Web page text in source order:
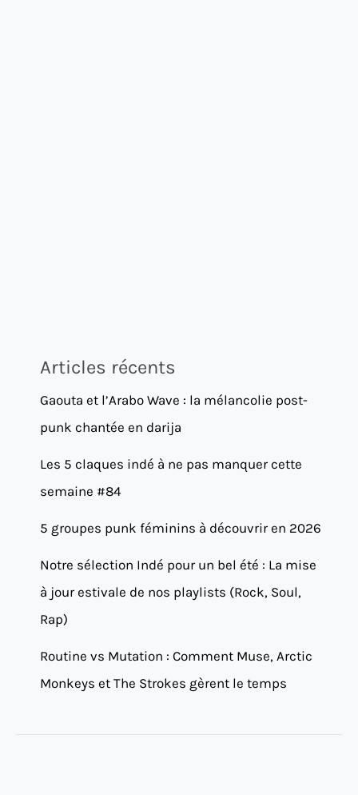
Articles récents
Gaouta et l’Arabo Wave : la mélancolie post-
punk chantée en darija
Les 5 claques indé à ne pas manquer cette
semaine #84
5 groupes punk féminins à découvrir en 2026
Notre sélection Indé pour un bel été : La mise
à jour estivale de nos playlists (Rock, Soul,
Rap)
Routine vs Mutation : Comment Muse, Arctic
Monkeys et The Strokes gèrent le temps